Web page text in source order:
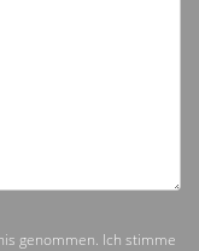
genommen. Ich stimme